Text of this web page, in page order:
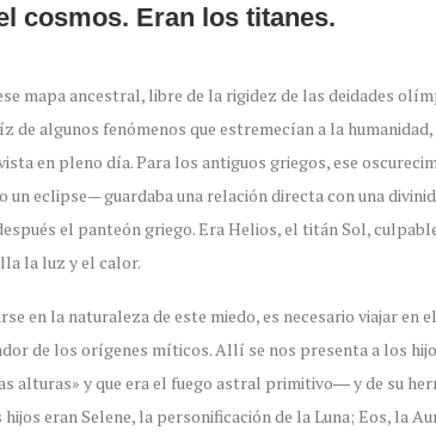
cosmos. Eran los titanes.
mapa ancestral, libre de la rigidez de las deidades
de algunos fenómenos que estremecían a la
en pleno día. Para los antiguos griegos, ese
un eclipse— guardaba una relación directa con una
el panteón griego. Era Helios, el titán Sol,
la luz y el calor.
en la naturaleza de este miedo, es necesario viajar
de los orígenes míticos. Allí se nos presenta a los
alturas» y que era el fuego astral primitivo― y de su
eran Selene, la personificación de la Luna; Eos, la